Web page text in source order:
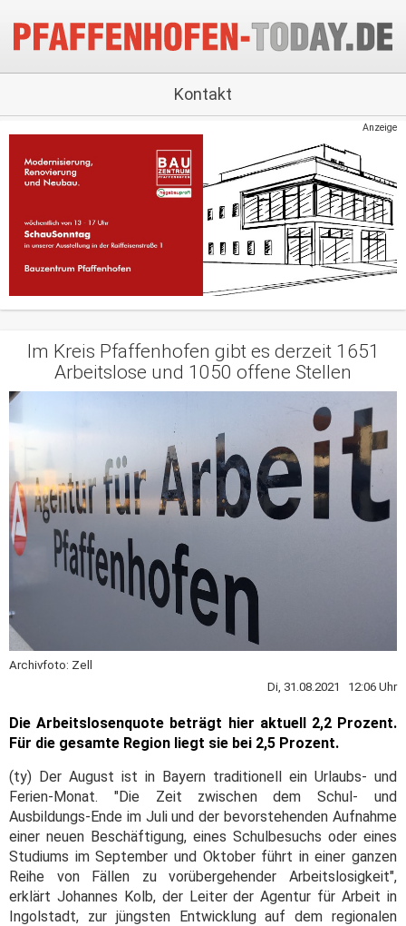
Kontakt
Anzeige
Im Kreis Pfaffenhofen gibt es derzeit 1651
Arbeitslose und 1050 offene Stellen
Archivfoto: Zell
Di, 31.08.2021 12:06 Uhr
Die Arbeitslosenquote beträgt hier aktuell 2,2 Prozent.
Für die gesamte Region liegt sie bei 2,5 Prozent.
(ty) Der August ist in Bayern traditionell ein Urlaubs- und
Ferien-Monat. "Die Zeit zwischen dem Schul- und
Ausbildungs-Ende im Juli und der bevorstehenden Aufnahme
einer neuen Beschäftigung, eines Schulbesuchs oder eines
Studiums im September und Oktober führt in einer ganzen
Reihe von Fällen zu vorübergehender Arbeitslosigkeit",
erklärt Johannes Kolb, der Leiter der Agentur für Arbeit in
Ingolstadt, zur jüngsten Entwicklung auf dem regionalen